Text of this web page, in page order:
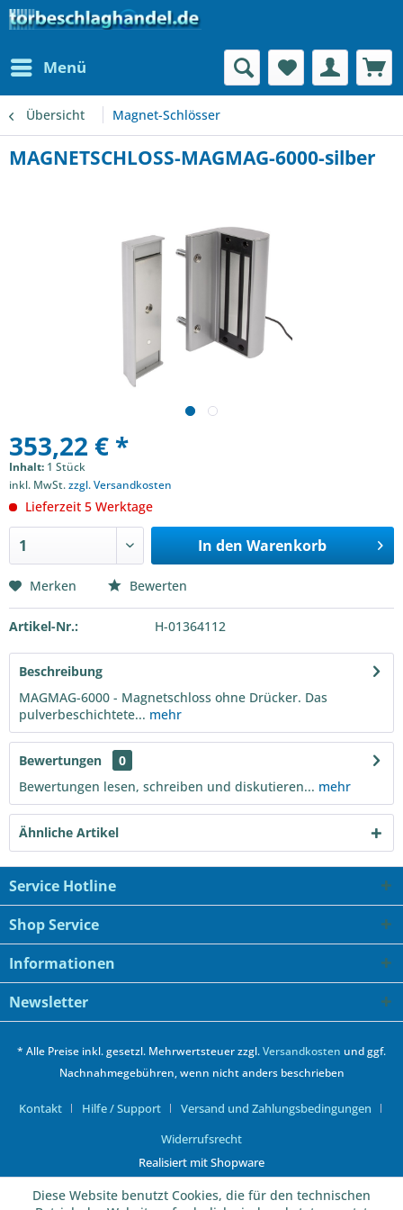
Menü
Übersicht Magnet-Schlösser
MAGNETSCHLOSS-MAGMAG-6000-silber
353,22 € *
Inhalt: 1 Stück
inkl. MwSt.zzgl. Versandkosten
Lieferzeit 5 Werktage
In den Warenkorb
Merken Bewerten
Artikel-Nr.: H-01364112
Beschreibung
MAGMAG-6000 - Magnetschloss ohne Drücker. Das
pulverbeschichtete... mehr
Bewertungen
0
Bewertungen lesen, schreiben und diskutieren... mehr
Ähnliche Artikel
Service Hotline
Shop Service
Informationen
Newsletter
* Alle Preise inkl. gesetzl. Mehrwertsteuer zzgl.Versandkosten und ggf.
Nachnahmegebühren, wenn nicht anders beschrieben
Kontakt Hilfe / Support
Versand und Zahlungsbedingungen
Widerrufsrecht
Realisiert mit Shopware
Diese Website benutzt Cookies, die für den technischen